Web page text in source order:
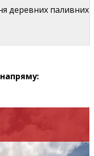
деревних паливних